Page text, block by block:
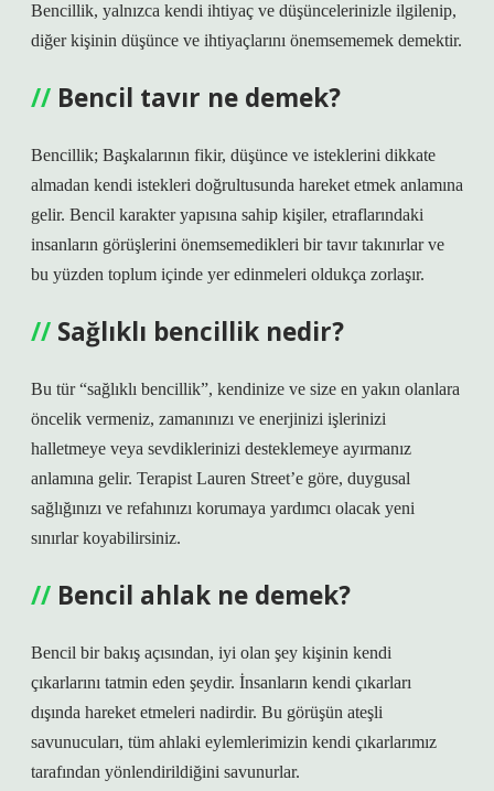
Bencillik, yalnızca kendi ihtiyaç ve düşüncelerinizle ilgilenip,
diğer kişinin düşünce ve ihtiyaçlarını önemsememek demektir.
Bencil tavır ne demek?
Bencillik; Başkalarının fikir, düşünce ve isteklerini dikkate
almadan kendi istekleri doğrultusunda hareket etmek anlamına
gelir. Bencil karakter yapısına sahip kişiler, etraflarındaki
insanların görüşlerini önemsemedikleri bir tavır takınırlar ve
bu yüzden toplum içinde yer edinmeleri oldukça zorlaşır.
Sağlıklı bencillik nedir?
Bu tür “sağlıklı bencillik”, kendinize ve size en yakın olanlara
öncelik vermeniz, zamanınızı ve enerjinizi işlerinizi
halletmeye veya sevdiklerinizi desteklemeye ayırmanız
anlamına gelir. Terapist Lauren Street’e göre, duygusal
sağlığınızı ve refahınızı korumaya yardımcı olacak yeni
sınırlar koyabilirsiniz.
Bencil ahlak ne demek?
Bencil bir bakış açısından, iyi olan şey kişinin kendi
çıkarlarını tatmin eden şeydir. İnsanların kendi çıkarları
dışında hareket etmeleri nadirdir. Bu görüşün ateşli
savunucuları, tüm ahlaki eylemlerimizin kendi çıkarlarımız
tarafından yönlendirildiğini savunurlar.